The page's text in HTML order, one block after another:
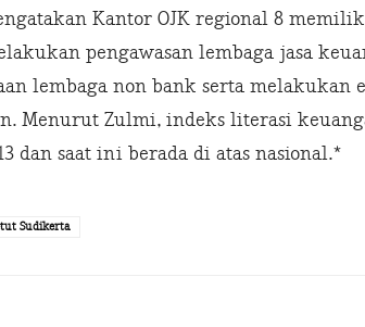
Kantor OJK regional 8
pengawasan lembaga jasa
lembaga non bank serta melakukan
Menurut Zulmi, indeks literasi
dan saat ini berada di atas nasional.*
Sudikerta